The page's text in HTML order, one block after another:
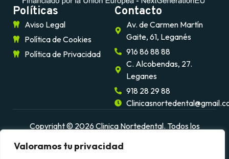
Valoramos tu privacidad
Políticas
Aviso Legal
Política de Cookies
Política de Privacidad
Contacto
Av. de Carmen Martín
Gaite, 61, Leganés
916 86 88 88
C. Alcobendas, 27.
Leganes
918 28 29 88
Copyright © 2026 Clinica Nortedental. Todos los